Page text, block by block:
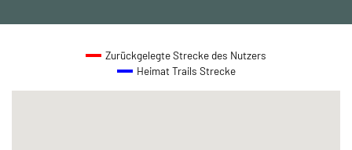
Zurückgelegte Strecke des Nutzers
Heimat Trails Strecke